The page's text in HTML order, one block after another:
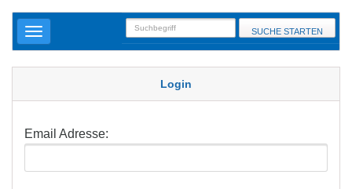
SUCHE STARTEN
Login
Email Adresse: